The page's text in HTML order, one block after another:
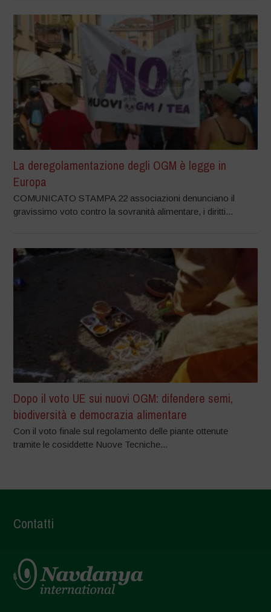
La deregolamentazione degli OGM è legge in
Europa
COMUNICATO STAMPA 22 associazioni denunciano il
gravissimo voto contro la sovranità alimentare, i diritti...
Dopo il voto UE sui nuovi OGM: difendere semi,
biodiversità e democrazia alimentare
Con il voto finale sul regolamento delle piante ottenute
tramite le cosiddette Nuove Tecniche...
Contatti